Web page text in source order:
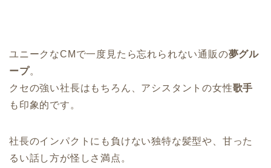
ユニークなCMで一度見たら忘れられない通販の夢グル
ープ。
クセの強い社長はもちろん、アシスタントの女性歌手
も印象的です。
社長のインパクトにも負けない独特な髪型や、甘った
るい話し方が怪しさ満点。